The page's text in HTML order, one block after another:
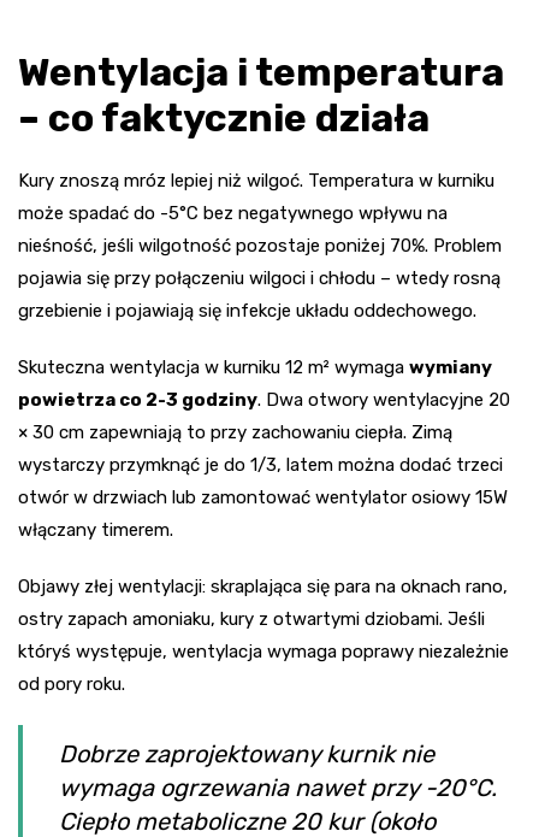
Wentylacja i temperatura
– co faktycznie działa
Kury znoszą mróz lepiej niż wilgoć. Temperatura w kurniku
może spadać do -5°C bez negatywnego wpływu na
nieśność, jeśli wilgotność pozostaje poniżej 70%. Problem
pojawia się przy połączeniu wilgoci i chłodu – wtedy rosną
grzebienie i pojawiają się infekcje układu oddechowego.
Skuteczna wentylacja w kurniku 12 m² wymaga wymiany
powietrza co 2-3 godziny. Dwa otwory wentylacyjne 20
× 30 cm zapewniają to przy zachowaniu ciepła. Zimą
wystarczy przymknąć je do 1/3, latem można dodać trzeci
otwór w drzwiach lub zamontować wentylator osiowy 15W
włączany timerem.
Objawy złej wentylacji: skraplająca się para na oknach rano,
ostry zapach amoniaku, kury z otwartymi dziobami. Jeśli
któryś występuje, wentylacja wymaga poprawy niezależnie
od pory roku.
Dobrze zaprojektowany kurnik nie
wymaga ogrzewania nawet przy -20°C.
Ciepło metaboliczne 20 kur (około